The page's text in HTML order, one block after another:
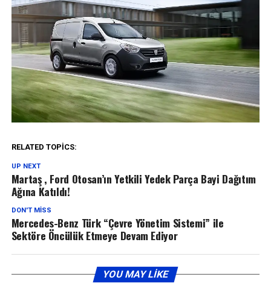
RELATED TOPICS:
UP NEXT
Martaş , Ford Otosan’ın Yetkili Yedek Parça Bayi Dağıtım
Ağına Katıldı!
DON'T MISS
Mercedes-Benz Türk “Çevre Yönetim Sistemi” ile
Sektöre Öncülük Etmeye Devam Ediyor
YOU MAY LIKE